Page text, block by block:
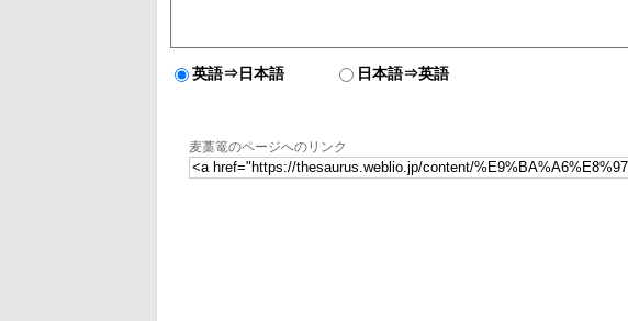
英語⇒日本語 日本語⇒英語
麦藁篭のページへのリンク